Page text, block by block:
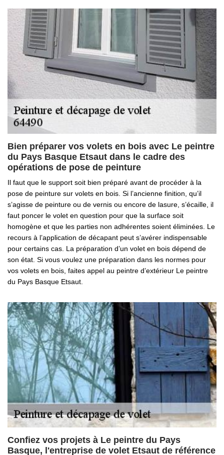
Bien préparer vos volets en bois avec Le peintre
du Pays Basque Etsaut dans le cadre des
opérations de pose de peinture
Il faut que le support soit bien préparé avant de procéder à la
pose de peinture sur volets en bois. Si l’ancienne finition, qu’il
s’agisse de peinture ou de vernis ou encore de lasure, s’écaille, il
faut poncer le volet en question pour que la surface soit
homogène et que les parties non adhérentes soient éliminées. Le
recours à l’application de décapant peut s’avérer indispensable
pour certains cas. La préparation d’un volet en bois dépend de
son état. Si vous voulez une préparation dans les normes pour
vos volets en bois, faites appel au peintre d’extérieur Le peintre
du Pays Basque Etsaut.
Confiez vos projets à Le peintre du Pays
Basque, l'entreprise de volet Etsaut de référence